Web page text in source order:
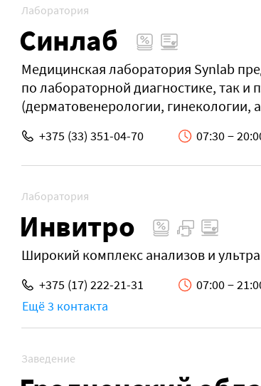
Лаборатория
Синлаб
Медицинская лаборатория Synlab
по лабораторной диагностике, так и
(дерматовенерологии, гинекологии,
+375 (33) 351-04-70 07:30 −
Лаборатория
Инвитро
Широкий комплекс анализов и
+375 (17) 222-21-31 07:00 −
Ещё 3 контакта
Заведение